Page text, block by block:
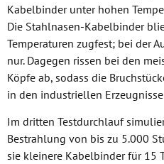
Kabelbinder unter hohen
Die Stahlnasen-Kabelbinder
Temperaturen zugfest; bei der
nur. Dagegen rissen bei den
Köpfe ab, sodass die
in den industriellen
Im dritten Testdurchlauf
Bestrahlung von bis zu 5.000
sie kleinere Kabelbinder für 15